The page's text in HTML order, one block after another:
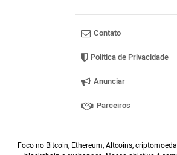
Contato
Política de Privacidade
Anunciar
Parceiros
Foco no Bitcoin, Ethereum, Altcoins,